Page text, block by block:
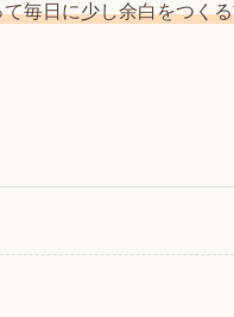
毎日に少し余白をつく